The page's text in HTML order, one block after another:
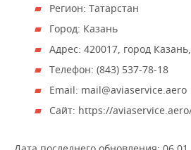
ОТКРЫТАЯ ЛЕКЦИЯ
БАСКЕТБОЛ
ВОЛЕЙБОЛ
КИБЕРСПОРТ
ФИГУРНОЕ КАТАНИЕ
ИНФРАСТРУКТУРА
ИСТОРИЯ
КУЛЬТУРА
СПРАВОЧНИК
СПИСОК ПЕРСОН
СПИСОК КОМПАНИЙ
ПОЛНАЯ ВЕРСИЯ
Регион: Татарстан
Город: Казань
Адрес: 420017, город
Телефон: (843) 537-78-18
Email: mail@aviaservice.aero
Сайт: https://